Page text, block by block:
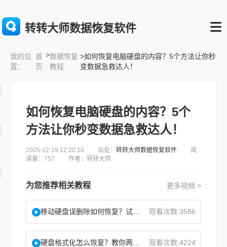
转转大师数据恢复软件
我的位
置：
首
页
>数据恢复
教程
>如何恢复电脑硬盘的内容？5个方法让你秒
变数据急救达人！
如何恢复电脑硬盘的内容？5个
方法让你秒变数据急救达人！
2025-12-19 12:20:10 出处： 转转大师数据恢复软件 阅
读量：757 作者：转转大师
为您推荐相关教程 更多视频 >
观看次数:3586
观看次数:4224